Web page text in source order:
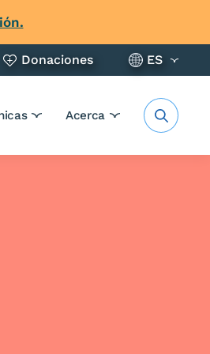
Donaciones ES
Acerca